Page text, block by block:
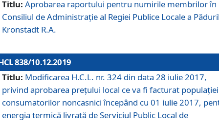
Titlu: Aprobarea raportului pentru numirile membrilor în
Consiliul de Administraţie al Regiei Publice Locale a
Kronstadt R.A.
838/10.12.2019
Titlu: Modificarea H.C.L. nr. 324 din data 28 iulie 2017,
privind aprobarea preţului local ce va fi facturat
consumatorilor noncasnici începând cu 01 iulie 2017,
energia termică livrată de Serviciul Public Local de